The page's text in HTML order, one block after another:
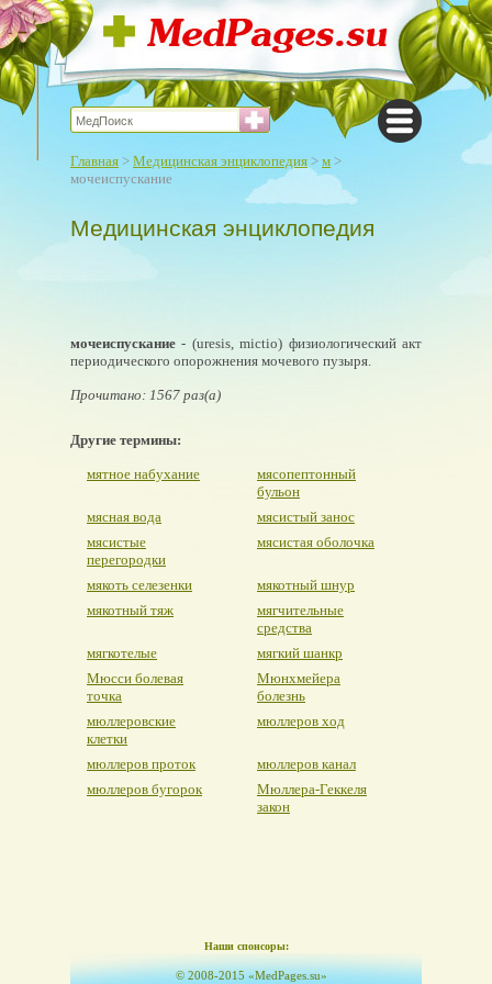
Главная > Медицинская энциклопедия > м >
мочеиспускание
Медицинская энциклопедия
мочеиспускание - (uresis, mictio) физиологический акт
периодического опорожнения мочевого пузыря.
Прочитано: 1567 раз(а)
Другие термины:
мятное набухание
мясопептонный
бульон
мясная вода
мясистый занос
мясистые
перегородки
мясистая оболочка
мякоть селезенки
мякотный шнур
мякотный тяж
мягчительные
средства
мягкотелые
мягкий шанкр
Мюсси болевая
точка
Мюнхмейера
болезнь
мюллеровские
клетки
мюллеров ход
мюллеров проток
мюллеров канал
мюллеров бугорок
Мюллера-Геккеля
закон
Наши спонсоры:
© 2008-2015 «MedPages.su»